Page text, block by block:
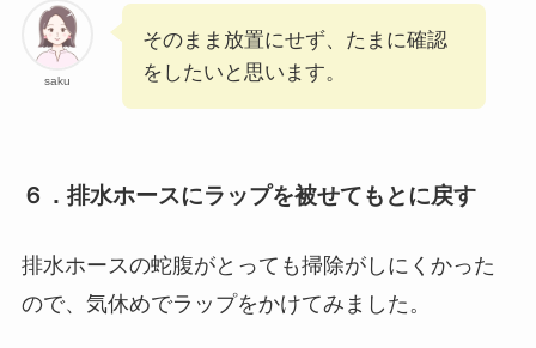
saku
そのまま放置にせず、たまに確認
をしたいと思います。
６．排水ホースにラップを被せてもとに戻す
排水ホースの蛇腹がとっても掃除がしにくかった
ので、気休めでラップをかけてみました。